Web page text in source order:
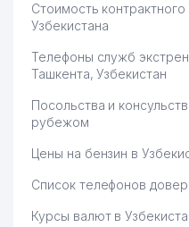
Стоимость
Узбекистана
Телефоны служб
Ташкента, Узбекистан
Посольства и
рубежом
Цены на бензин в
Список телефонов
Курсы валют в